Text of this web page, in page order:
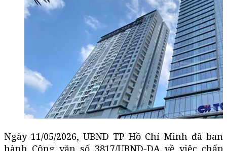
Ngày 11/05/2026, UBND TP Hồ Chí Minh đã ban
hành Công văn số 3817/UBND-DA về việc chấp